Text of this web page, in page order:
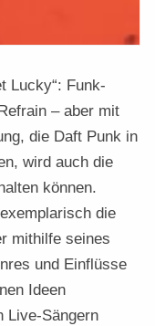
Lucky“: Funk-
– aber mit
die Daft Punk in
wird auch die
können.
die
mithilfe seines
und Einflüsse
Ideen
Live-Sängern